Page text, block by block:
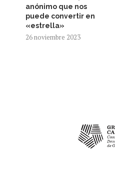
anónimo que nos
puede convertir en
«estrella»
26 noviembre 2023